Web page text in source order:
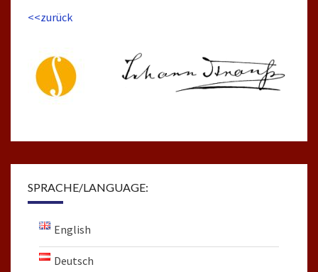
<<zurück
SPRACHE/LANGUAGE:
English
Deutsch